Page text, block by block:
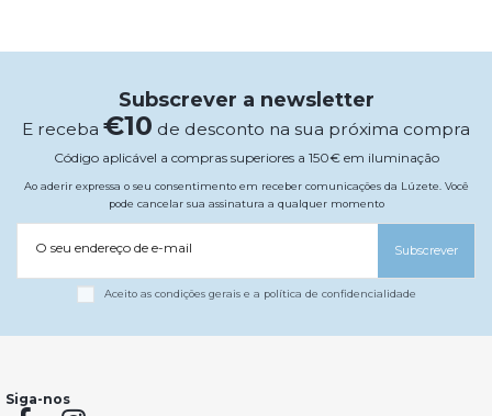
Subscrever a newsletter
E receba €10 de desconto na sua próxima compra
Código aplicável a compras superiores a 150€ em iluminação
Ao aderir expressa o seu consentimento em receber comunicações da Lúzete. Você
pode cancelar sua assinatura a qualquer momento
O seu endereço de e-mail Subscrever
Aceito as condições gerais e a política de confidencialidade
Siga-nos